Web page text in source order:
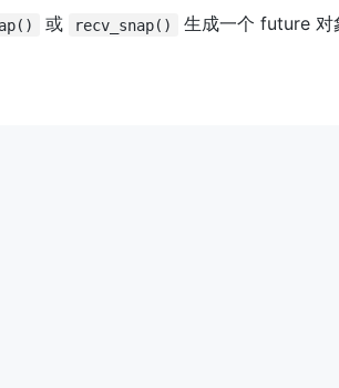
或 recv_snap()
生成一个 future 对